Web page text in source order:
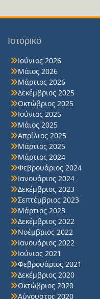
Ιστορικό
Ιούνιος 2026
Μάιος 2026
Μάρτιος 2026
Δεκέμβριος 2025
Οκτώβριος 2025
Ιούνιος 2025
Μάιος 2025
Απρίλιος 2025
Μάρτιος 2025
Μάρτιος 2024
Φεβρουάριος 2024
Ιανουάριος 2024
Δεκέμβριος 2023
Σεπτέμβριος 2023
Μάρτιος 2023
Δεκέμβριος 2022
Νοέμβριος 2022
Ιανουάριος 2022
Ιούνιος 2021
Φεβρουάριος 2021
Δεκέμβριος 2020
Οκτώβριος 2020
Αύγουστος 2020